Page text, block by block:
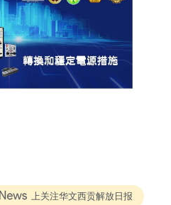
上关注华文西贡解放日报